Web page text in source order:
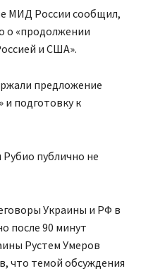
МИД России сообщил,
о «продолжении
и США».
предложение
и подготовку к
публично не
Украины и РФ в
после 90 минут
Рустем Умеров
что темой обсуждения